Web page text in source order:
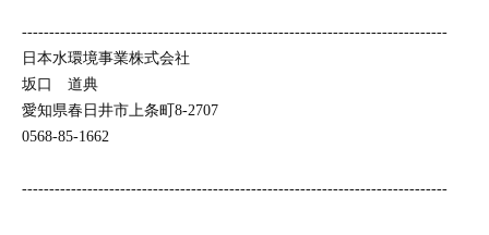
------------------------------------------------------------------------------
日本水環境事業株式会社
坂口 道典
愛知県春日井市上条町8-2707
0568-85-1662
------------------------------------------------------------------------------